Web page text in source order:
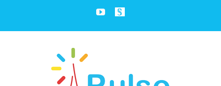
YouTube
Personnaliser